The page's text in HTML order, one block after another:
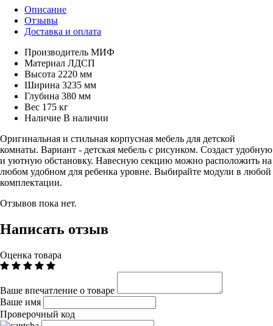
Описание
Отзывы
Доставка и оплата
Производитель МИФ
Материал ЛДСП
Высота 2220 мм
Ширина 3235 мм
Глубина 380 мм
Вес 175 кг
Наличие В наличии
Оригинальная и стильная корпусная мебель для детской
комнаты. Вариант - детская мебель с рисунком. Создаст удобную
и уютную обстановку. Навесную секцию можно расположить на
любом удобном для ребенка уровне. Выбирайте модули в любой
комплектации.
Отзывов пока нет.
Написать отзыв
Оценка товара
Ваше впечатление о товаре
Ваше имя
Проверочный код